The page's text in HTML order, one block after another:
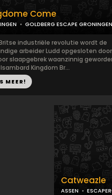
Come
GOLDBERG ESCAPE GRONINGEN
industriële revolutie wordt de
arbeider Ludd opgesloten door
slaapgebrek waanzinnig
Kingdom Br...
MEER!
Catweazle
ASSEN